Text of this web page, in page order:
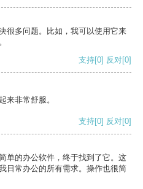
很多问题。比如，我可以使用它来
支持[0] 反对[0]
来非常舒服。
支持[0] 反对[0]
单的办公软件，终于找到了它。这
日常办公的所有需求。操作也很简